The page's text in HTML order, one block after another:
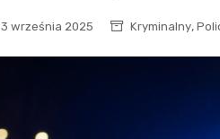
3 września 2025 Kryminalny,